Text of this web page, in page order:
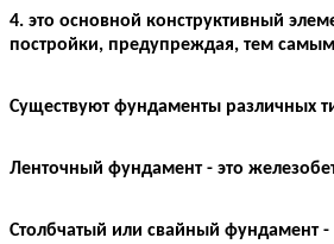
4. это основной конструктивный
постройки, предупреждая, тем
Существуют фундаменты различных
Ленточный фундамент - это
Столбчатый или свайный фундамент